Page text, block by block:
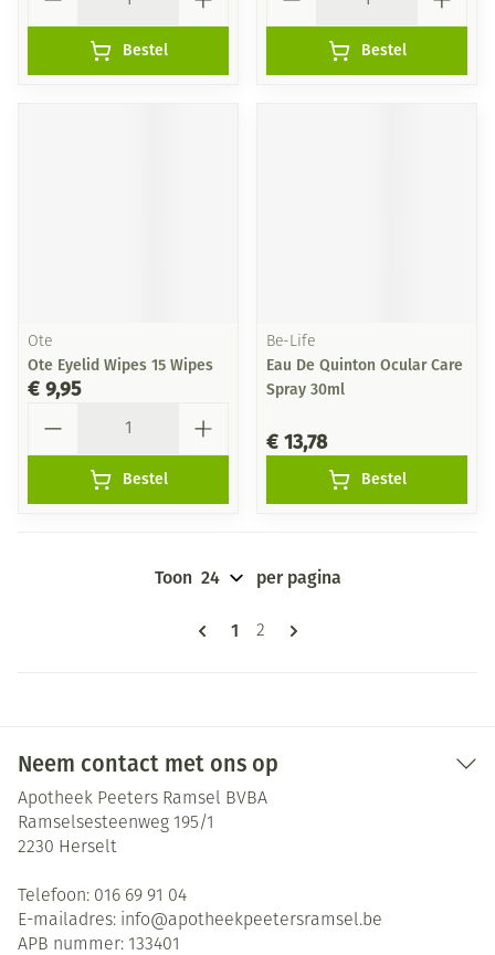
Bestel Bestel
Ote
Ote Eyelid Wipes 15 Wipes
€ 9,95
Bestel
Be-Life
Eau De Quinton Ocular Care
Spray 30ml
€ 13,78
Bestel
Pagina's
U lees momenteel pagina
1 Pagina
2
Toon per pagina
Neem contact met ons op
Apotheek Peeters Ramsel BVBA
Ramselsesteenweg 195/1
2230 Herselt
Telefoon: 016 69 91 04
E-mailadres: info@apotheekpeetersramsel.be
APB nummer: 133401